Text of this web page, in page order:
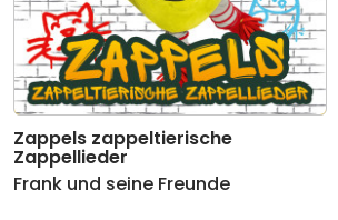
Zappels zappeltierische
Zappellieder
Frank und seine Freunde